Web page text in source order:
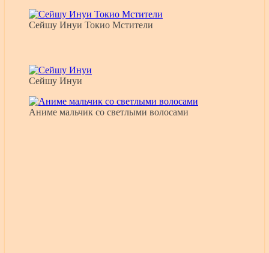
Сейшу Инуи Токио Мстители
Сейшу Инуи
Аниме мальчик со светлыми волосами